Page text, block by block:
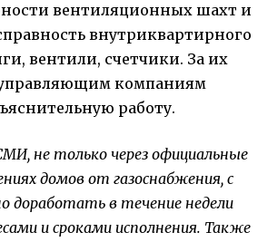
вентиляционных шахт и
внутриквартирного
вентили, счетчики. За их
управляющим компаниям
работу.
не только через официальные
домов от газоснабжения, с
в течение недели
и сроками исполнения. Также